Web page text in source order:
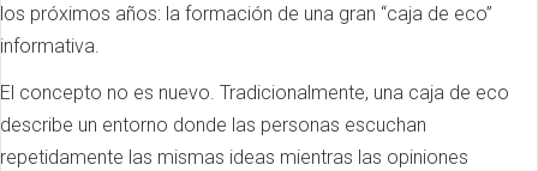
los próximos años: la formación de una gran “caja de eco”
informativa.
El concepto no es nuevo. Tradicionalmente, una caja de eco
describe un entorno donde las personas escuchan
repetidamente las mismas ideas mientras las opiniones